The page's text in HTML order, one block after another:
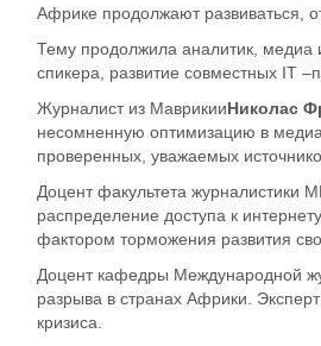
Африке продолжают развиваться ,
Тему продолжила аналитик, медиа
спикера, развитие совместных IT
Журналист из МаврикииНиколас
несомненную оптимизацию в медиа
проверенных, уважаемых
Доцент факультета
распределение доступа к
фактором торможения развития
Доцент кафедры Международной
разрыва в странах Африки.
кризиса.